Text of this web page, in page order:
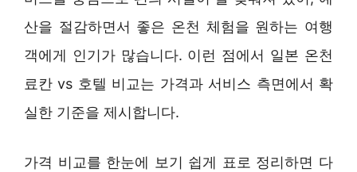
산을 절감하면서 좋은 온천 체험을 원하는 여행
객에게 인기가 많습니다. 이런 점에서 일본 온천
료칸 vs 호텔 비교는 가격과 서비스 측면에서 확
실한 기준을 제시합니다.
가격 비교를 한눈에 보기 쉽게 표로 정리하면 다